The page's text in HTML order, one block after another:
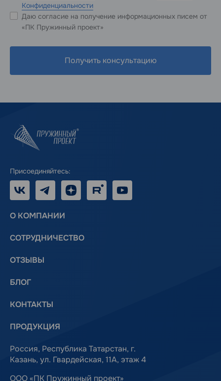
Конфиденциальности
Даю согласие на получение информационных писем от
«ПК Пружинный проект»
Получить консультацию
Присоединяйтесь:
VK TelegramДзен RUTUBE
О КОМПАНИИ
СОТРУДНИЧЕСТВО
ОТЗЫВЫ
БЛОГ
КОНТАКТЫ
ПРОДУКЦИЯ
Россия, Республика Татарстан, г.
Казань, ул. Гвардейская, 11А, этаж 4
ООО «ПК Пружинный проект»